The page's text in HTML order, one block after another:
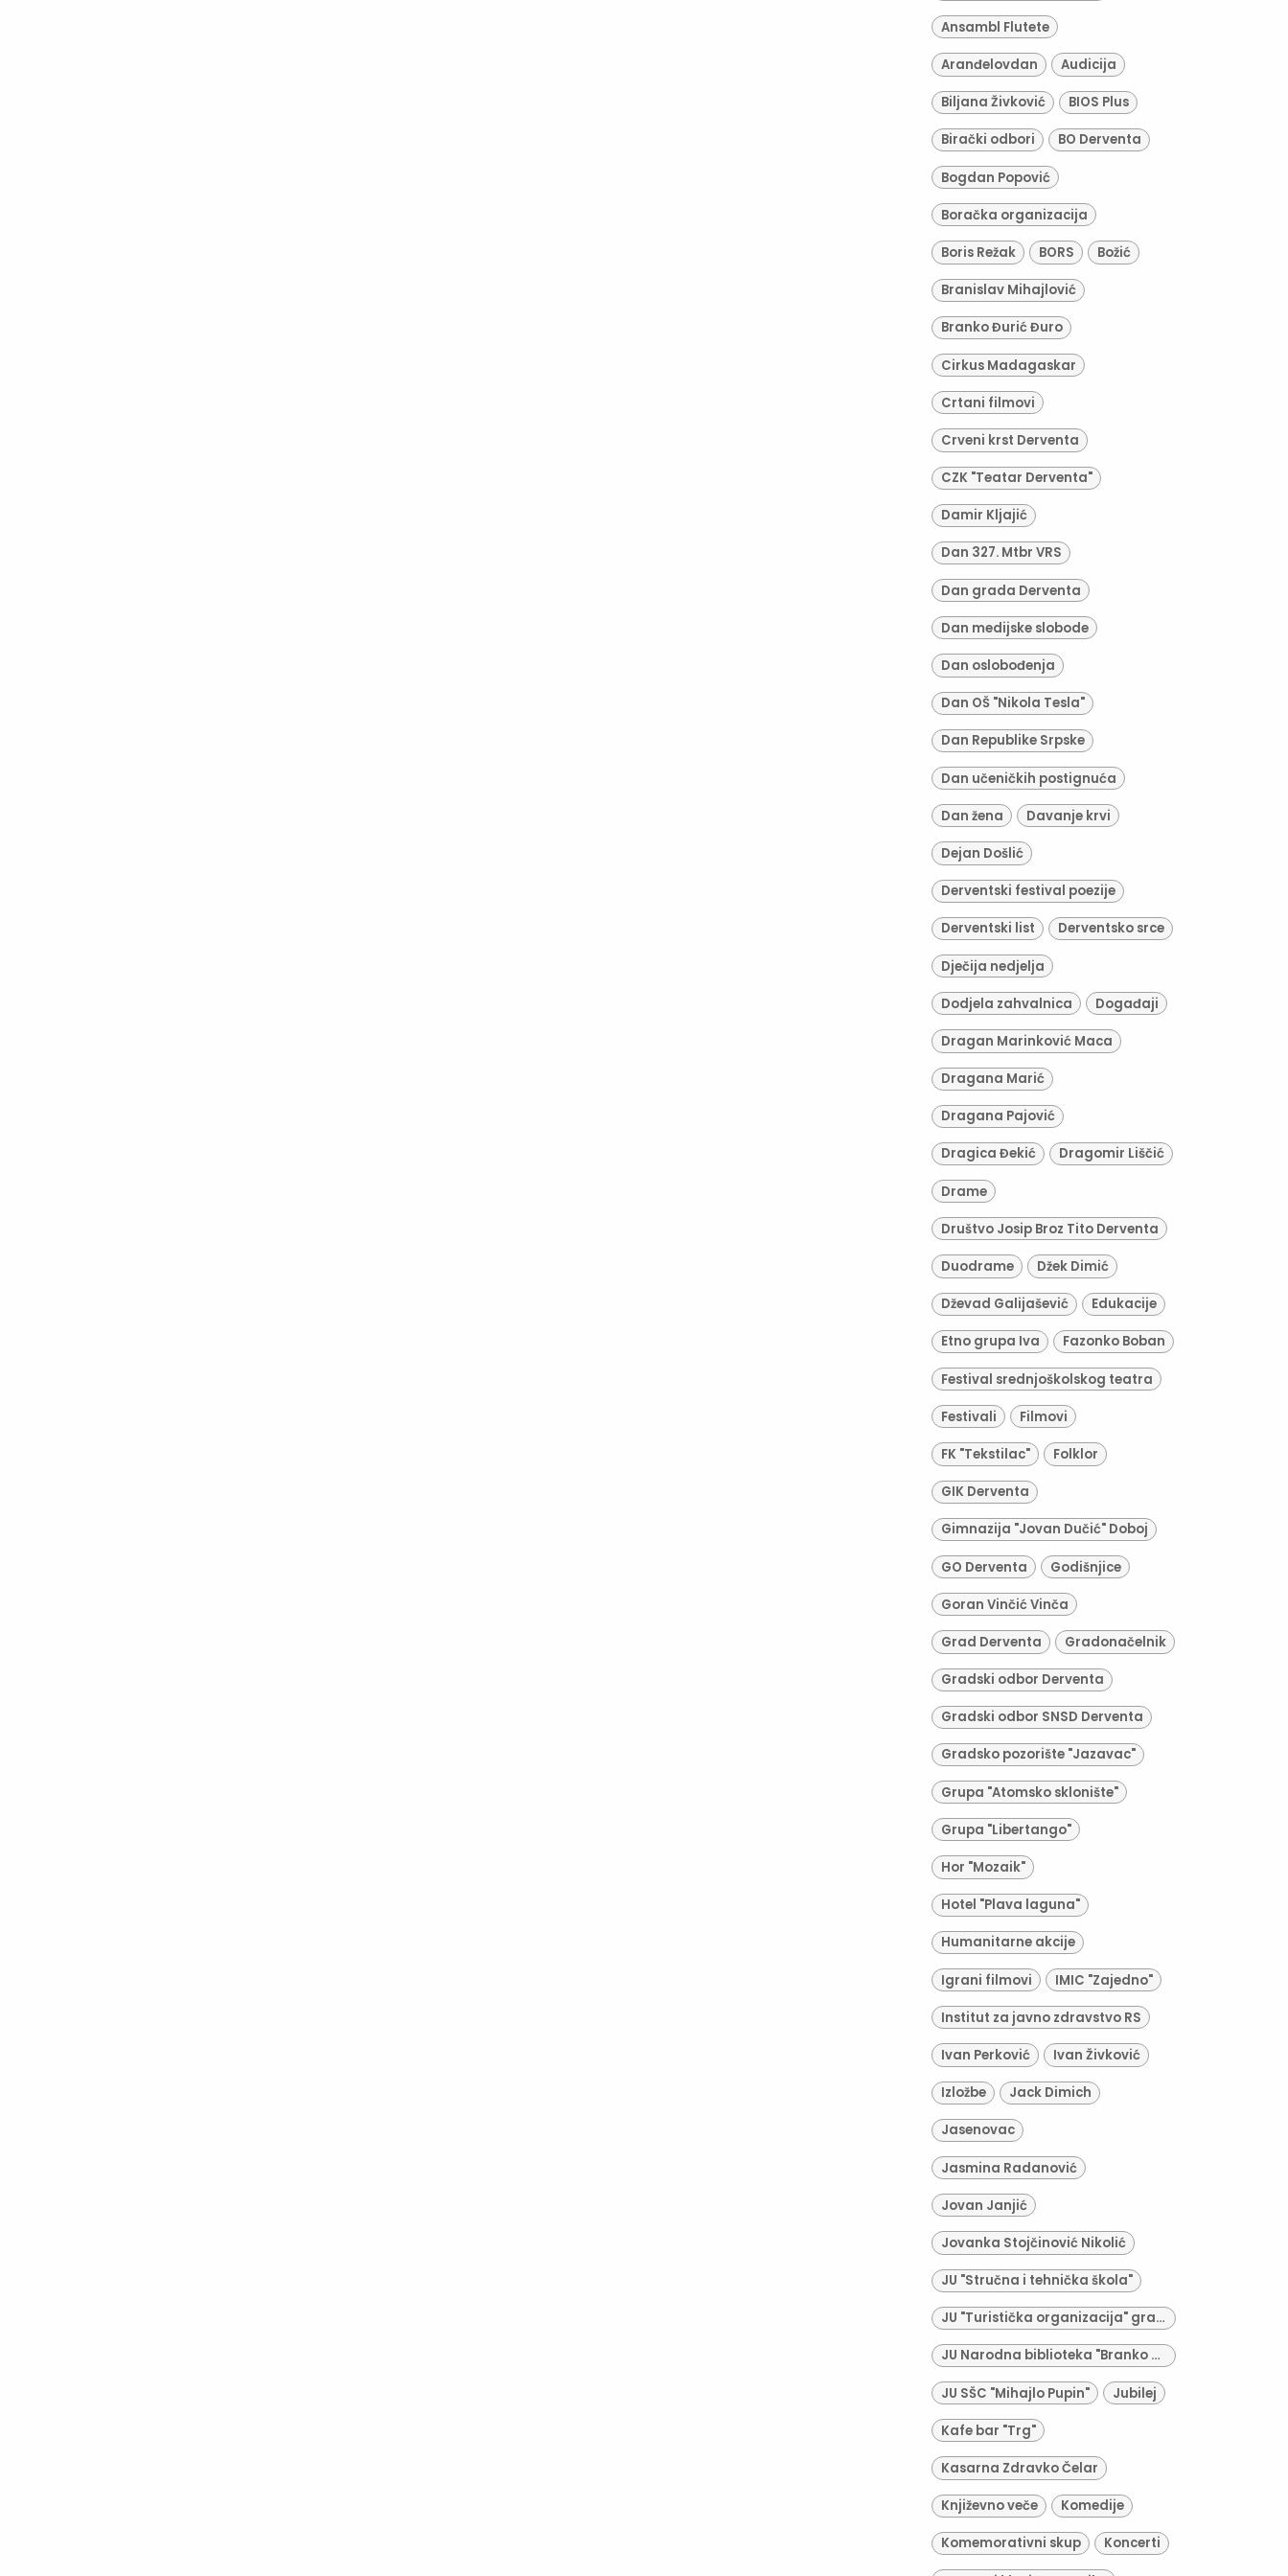
Ansambl Flutete
Aranđelovdan Audicija
Biljana Živković BIOS Plus
Birački odbori BO Derventa
Bogdan Popović
Boračka organizacija
Boris Režak BORS Božić
Branislav Mihajlović
Branko Đurić Đuro
Cirkus Madagaskar
Crtani filmovi
Crveni krst Derventa
CZK "Teatar Derventa"
Damir Kljajić
Dan 327. Mtbr VRS
Dan grada Derventa
Dan medijske slobode
Dan oslobođenja
Dan OŠ "Nikola Tesla"
Dan Republike Srpske
Dan učeničkih postignuća
Dan žena Davanje krvi
Dejan Došlić
Derventski festival poezije
Derventski list Derventsko srce
Dječija nedjelja
Dodjela zahvalnica Događaji
Dragan Marinković Maca
Dragana Marić
Dragana Pajović
Dragica Đekić Dragomir Liščić
Drame
Društvo Josip Broz Tito Derventa
Duodrame Džek Dimić
Dževad Galijašević Edukacije
Etno grupa Iva Fazonko Boban
Festival srednjoškolskog teatra
Festivali Filmovi
FK "Tekstilac" Folklor
GIK Derventa
Gimnazija "Jovan Dučić" Doboj
GO Derventa Godišnjice
Goran Vinčić Vinča
Grad Derventa Gradonačelnik
Gradski odbor Derventa
Gradski odbor SNSD Derventa
Gradsko pozorište "Jazavac"
Grupa "Atomsko sklonište"
Grupa "Libertango"
Hor "Mozaik"
Hotel "Plava laguna"
Humanitarne akcije
Igrani filmovi IMIC "Zajedno"
Institut za javno zdravstvo RS
Ivan Perković Ivan Živković
Izložbe Jack Dimich
Jasenovac
Jasmina Radanović
Jovan Janjić
Jovanka Stojčinović Nikolić
JU "Stručna i tehnička škola"
JU "Turistička organizacija" grada Derventa
JU Narodna biblioteka "Branko Radičević"
JU SŠC "Mihajlo Pupin" Jubilej
Kafe bar "Trg"
Kasarna Zdravko Čelar
Književno veče Komedije
Komemorativni skup Koncerti